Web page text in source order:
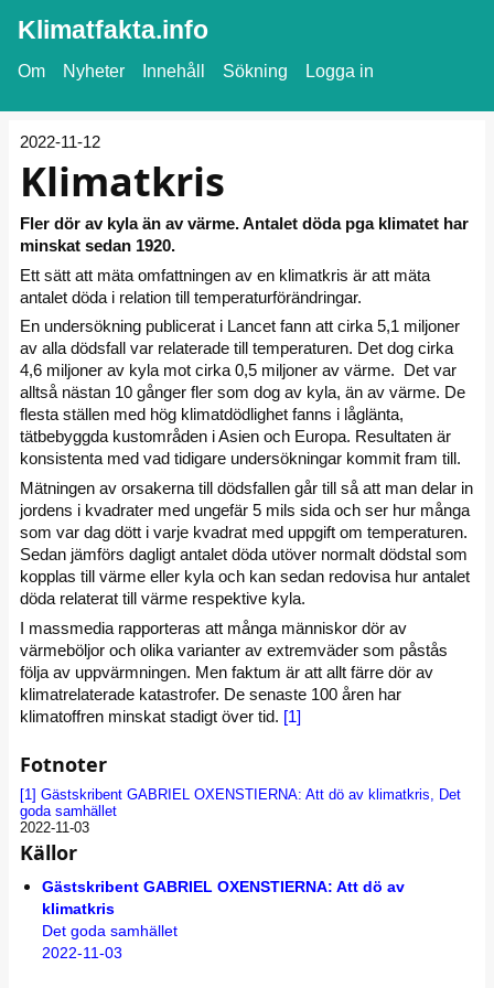
Klimatfakta.info
Om Nyheter Innehåll Sökning Logga in
2022-11-12
Klimatkris
Fler dör av kyla än av värme. Antalet döda pga klimatet har
minskat sedan 1920.
Ett sätt att mäta omfattningen av en klimatkris är att mäta
antalet döda i relation till temperatur­förändringar.
En undersökning publicerat i Lancet fann att cirka 5,1 miljoner
av alla dödsfall var relaterade till temperaturen. Det dog cirka
4,6 miljoner av kyla mot cirka 0,5 miljoner av värme. Det var
alltså nästan 10 gånger fler som dog av kyla, än av värme. De
flesta ställen med hög klimatdödlighet fanns i låglänta,
tätbebyggda kustområden i Asien och Europa. Resultaten är
konsistenta med vad tidigare undersökningar kommit fram till.
Mätningen av orsakerna till dödsfallen går till så att man delar in
jordens i kvadrater med ungefär 5 mils sida och ser hur många
som var dag dött i varje kvadrat med uppgift om temperaturen.
Sedan jämförs dagligt antalet döda utöver normalt dödstal som
kopplas till värme eller kyla och kan sedan redovisa hur antalet
döda relaterat till värme respektive kyla.
I massmedia rapporteras att många människor dör av
värmeböljor och olika varianter av extremväder som påstås
följa av uppvärmningen. Men faktum är att allt färre dör av
klimatrelaterade katastrofer. De senaste 100 åren har
klimatoffren minskat stadigt över tid. [1]
Fotnoter
[1] Gästskribent GABRIEL OXENSTIERNA: Att dö av klimatkris, Det
goda samhället
2022-11-03
Källor
Gästskribent GABRIEL OXENSTIERNA: Att dö av
klimatkris
Det goda samhället
2022-11-03